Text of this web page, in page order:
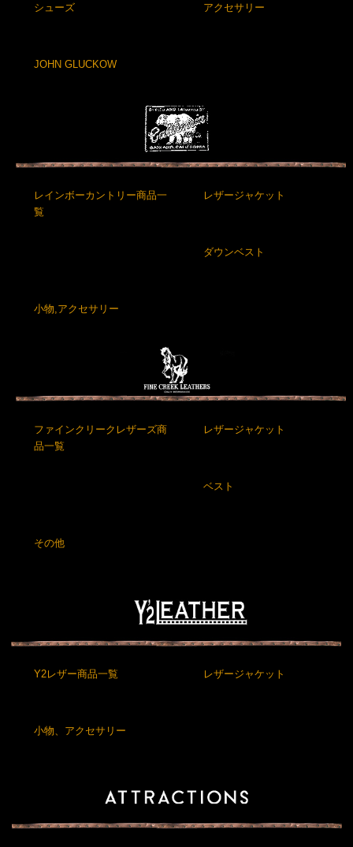
シューズ アクセサリー
JOHN GLUCKOW
レインボーカントリー商品一
覧
レザージャケット
ダウンベスト
小物,アクセサリー
ファインクリークレザーズ商
品一覧
レザージャケット
ベスト
その他
Y2レザー商品一覧 レザージャケット
小物、アクセサリー